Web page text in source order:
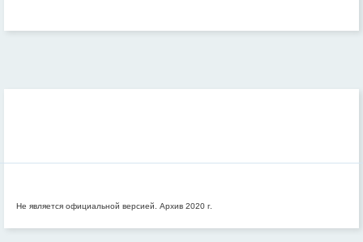
Не является официальной версией. Архив 2020 г.